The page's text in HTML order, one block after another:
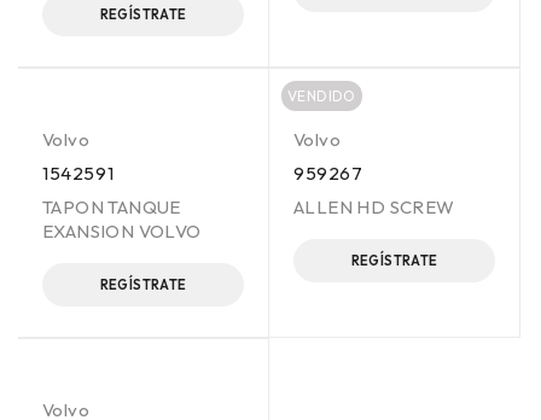
REGÍSTRATE
Volvo
1542591
TAPON TANQUE
EXANSION VOLVO
REGÍSTRATE
VENDIDO
Volvo
959267
ALLEN HD SCREW
REGÍSTRATE
Volvo